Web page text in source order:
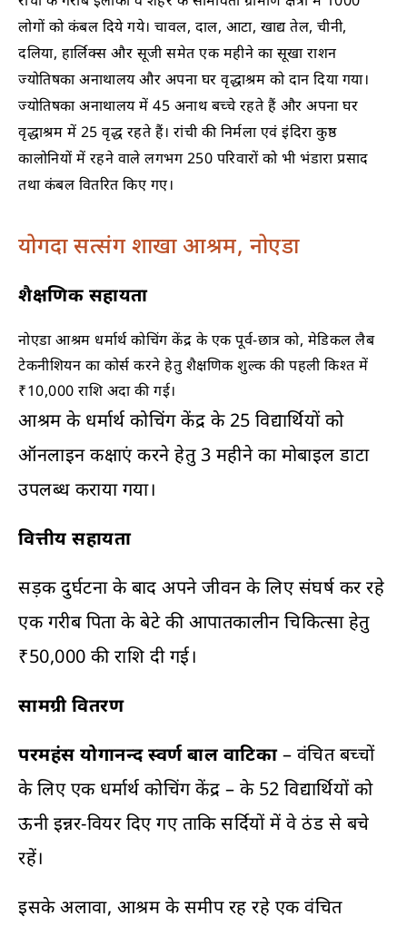
लोगों को कंबल दिये गये। चावल, दाल, आटा, खाद्य तेल, चीनी,
दलिया, हार्लिक्स और सूजी समेत एक महीने का सूखा राशन
ज्योतिषका अनाथालय और अपना घर वृद्धाश्रम को दान दिया गया।
ज्योतिषका अनाथालय में 45 अनाथ बच्चे रहते हैं और अपना घर
वृद्धाश्रम में 25 वृद्ध रहते हैं। रांची की निर्मला एवं इंदिरा कुष्ठ
कालोनियों में रहने वाले लगभग 250 परिवारों को भी भंडारा प्रसाद
तथा कंबल वितरित किए गए।
योगदा सत्संग शाखा आश्रम, नोएडा
शैक्षणिक सहायता
नोएडा आश्रम धर्मार्थ कोचिंग केंद्र के एक पूर्व-छात्र को, मेडिकल लैब
टेकनीशियन का कोर्स करने हेतु शैक्षणिक शुल्क की पहली किश्त में
₹10,000 राशि अदा की गई।
आश्रम के धर्मार्थ कोचिंग केंद्र के 25 विद्यार्थियों को
ऑनलाइन कक्षाएं करने हेतु 3 महीने का मोबाइल डाटा
उपलब्ध कराया गया।
वित्तीय सहायता
सड़क दुर्घटना के बाद अपने जीवन के लिए संघर्ष कर रहे
एक गरीब पिता के बेटे की आपातकालीन चिकित्सा हेतु
₹50,000 की राशि दी गई।
सामग्री वितरण
परमहंस योगानन्द स्वर्ण बाल वाटिका– वंचित बच्चों
के लिए एक धर्मार्थ कोचिंग केंद्र – के 52 विद्यार्थियों को
ऊनी इन्नर-वियर दिए गए ताकि सर्दियों में वे ठंड से बचे
रहें।
इसके अलावा, आश्रम के समीप रह रहे एक वंचित